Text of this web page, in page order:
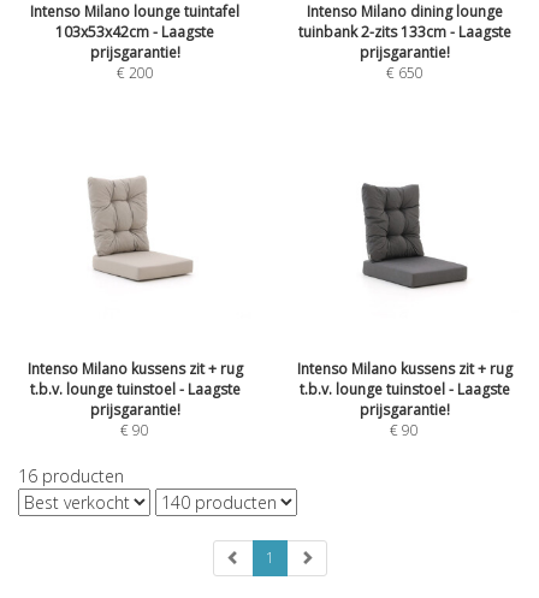
Intenso Milano lounge tuintafel
103x53x42cm - Laagste
prijsgarantie!
€200
Intenso Milano dining lounge
tuinbank 2-zits 133cm - Laagste
prijsgarantie!
€ 650
Intenso Milano kussens zit + rug
t.b.v. lounge tuinstoel - Laagste
prijsgarantie!
€90
Intenso Milano kussens zit + rug
t.b.v. lounge tuinstoel - Laagste
prijsgarantie!
€90
16 producten
1